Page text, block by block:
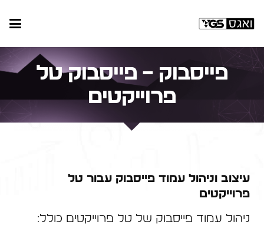
פייסבוק – פייסבוק טל
פרוייקטים
עיצוב וניהול עמוד פייסבוק עבור טל
פרוייקטים
ניהול עמוד פייסבוק של טל פרוייקטים כולל: